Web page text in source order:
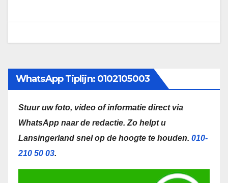
WhatsApp Tiplijn: 0102105003
Stuur uw foto, video of informatie direct via
WhatsApp naar de redactie. Zo helpt u
Lansingerland snel op de hoogte te houden. 010-
210 50 03.